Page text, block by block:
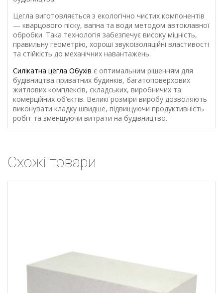
Цегла виготовляється з екологічно чистих компонентів
— кварцового піску, вапна та води методом автоклавної
обробки. Така технологія забезпечує високу міцність,
правильну геометрію, хороші звукоізоляційні властивості
та стійкість до механічних навантажень.
Силікатна цегла Обухів є оптимальним рішенням для
будівництва приватних будинків, багатоповерхових
житлових комплексів, складських, виробничих та
комерційних об’єктів. Великі розміри виробу дозволяють
виконувати кладку швидше, підвищуючи продуктивність
робіт та зменшуючи витрати на будівництво.
Схожі товари